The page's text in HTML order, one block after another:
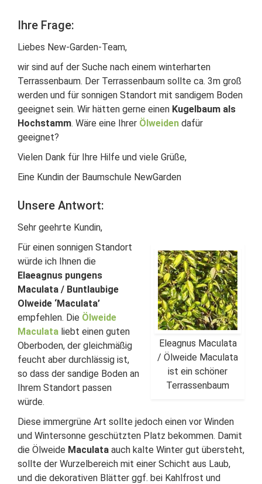
Ihre Frage:
Liebes New-Garden-Team,
wir sind auf der Suche nach einem winterharten
Terrassenbaum. Der Terrassenbaum sollte ca. 3m groß
werden und für sonnigen Standort mit sandigem Boden
geeignet sein. Wir hätten gerne einen Kugelbaum als
Hochstamm. Wäre eine Ihrer Ölweiden dafür
geeignet?
Vielen Dank für Ihre Hilfe und viele Grüße,
Eine Kundin der Baumschule NewGarden
Unsere Antwort:
Sehr geehrte Kundin,
Eleagnus Maculata
/ Ölweide Maculata
ist ein schöner
Terrassenbaum
Für einen sonnigen Standort
würde ich Ihnen die
Elaeagnus pungens
Maculata / Buntlaubige
Olweide ‘Maculata’
empfehlen. Die Ölweide
Maculata liebt einen guten
Oberboden, der gleichmäßig
feucht aber durchlässig ist,
so dass der sandige Boden an
Ihrem Standort passen
würde.
Diese immergrüne Art sollte jedoch einen vor Winden
und Wintersonne geschützten Platz bekommen. Damit
die Ölweide Maculata auch kalte Winter gut übersteht,
sollte der Wurzelbereich mit einer Schicht aus Laub,
und die dekorativen Blätter ggf. bei Kahlfrost und